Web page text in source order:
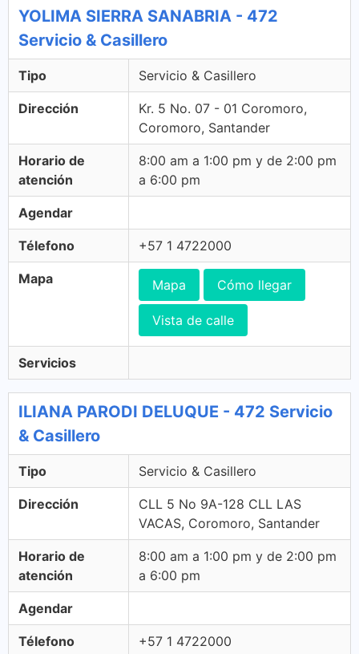
YOLIMA SIERRA SANABRIA - 472
Servicio & Casillero
Tipo Servicio & Casillero
Dirección
Kr. 5 No. 07 - 01 Coromoro,
Coromoro, Santander
Horario de
atención
8:00 am a 1:00 pm y de 2:00 pm
a 6:00 pm
Agendar
Télefono +57 1 4722000
Mapa Mapa Cómo llegar
Vista de calle
Servicios
ILIANA PARODI DELUQUE - 472 Servicio
& Casillero
Tipo Servicio & Casillero
Dirección
CLL 5 No 9A-128 CLL LAS
VACAS, Coromoro, Santander
Horario de
atención
8:00 am a 1:00 pm y de 2:00 pm
a 6:00 pm
Agendar
Télefono +57 1 4722000